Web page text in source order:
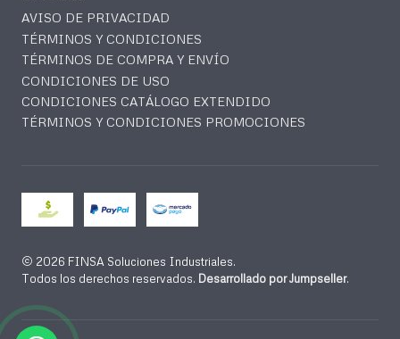
AVISO DE PRIVACIDAD
TÉRMINOS Y CONDICIONES
TÉRMINOS DE COMPRA Y ENVÍO
CONDICIONES DE USO
CONDICIONES CATÁLOGO EXTENDIDO
TÉRMINOS Y CONDICIONES PROMOCIONES
2026 FINSA Soluciones Industriales.
Todos los derechos reservados. Desarrollado por Jumpseller.